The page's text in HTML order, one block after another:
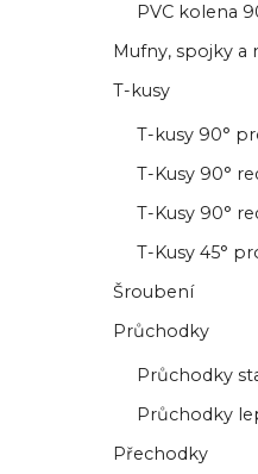
PVC kolena
Mufny, spojky a
T-kusy
T-kusy 90°
T-Kusy 90°
T-Kusy 90°
T-Kusy 45°
Šroubení
Průchodky
Průchodky
Průchodky
Přechodky